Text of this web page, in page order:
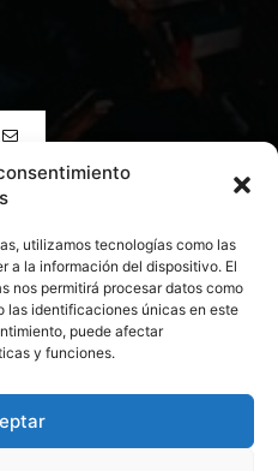
utilizamos tecnologías como las
a la información del dispositivo. El
nos permitirá procesar datos como
las identificaciones únicas en este
puede afectar
y funciones.
reservados. Culturamanía